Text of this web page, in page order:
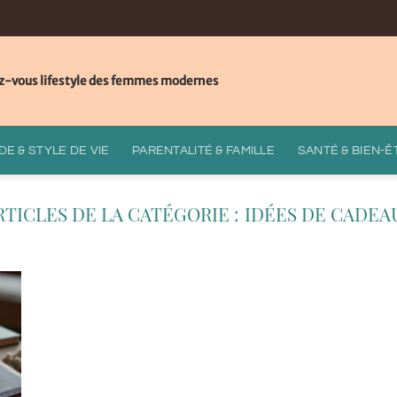
vous lifestyle des femmes modernes
& STYLE DE VIE PARENTALITÉ & FAMILLE SANTÉ & BIEN-
IDÉES DE